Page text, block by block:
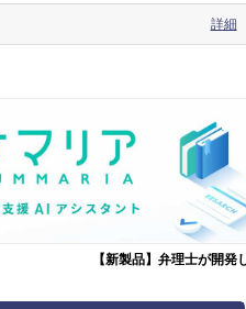
詳細
【新製品】弁理士が開